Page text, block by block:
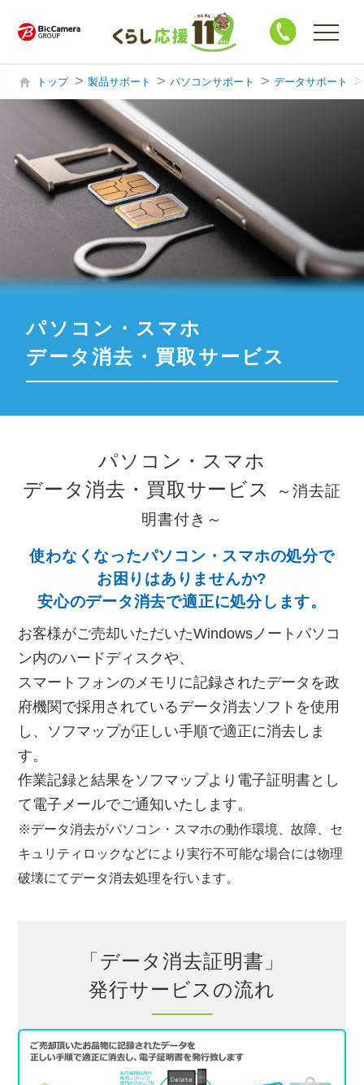
購入・買替相談
製品サポート
ハウスクリーニング
修 理
トップ 製品サポート パソコンサポート データサポート
パソコン・スマホ
データ消去・買取サービス
パソコン・スマホ
データ消去・買取サービス
～消去証
明書付き～
使わなくなったパソコン・スマホの処分で
お困りはありませんか?
安心のデータ消去で適正に処分します。
お客様がご売却いただいたWindowsノートパソコ
ン内のハードディスクや、
スマートフォンのメモリに記録されたデータを政
府機関で採用されているデータ消去ソフトを使用
し、ソフマップが正しい手順で適正に消去しま
す。
作業記録と結果をソフマップより電子証明書とし
て電子メールでご通知いたします。
※データ消去がパソコン・スマホの動作環境、故障、セ
キュリティロックなどにより実行不可能な場合には物理
破壊にてデータ消去処理を行います。
「データ消去証明書」
発行サービスの流れ